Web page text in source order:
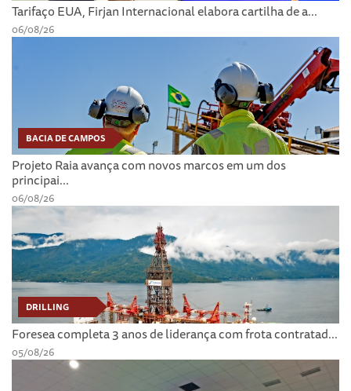
Tarifaço EUA, Firjan Internacional elabora cartilha de a...
06/08/26
BACIA DE CAMPOS
Projeto Raia avança com novos marcos em um dos
principai...
06/08/26
DRILLING
Foresea completa 3 anos de liderança com frota contratad...
05/08/26